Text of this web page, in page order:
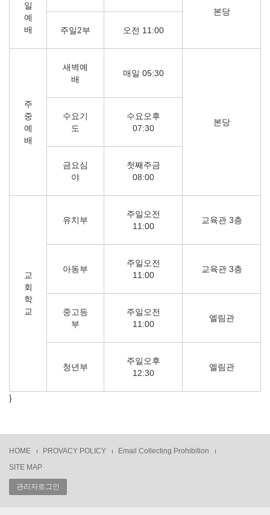
일
예
배
본당
주일2부
오전 11:00
주
중
예
배
새벽예
배
매일 05:30
본당
수요기
도
수요오후
07:30
금요심
야
첫째주금
08:00
교
회
학
교
유치부
주일오전
11:00
교육관 3층
아동부
주일오전
11:00
교육관 3층
중고등
부
주일오전
11:00
엘림관
청년부
주일오후
12:30
엘림관
}
HOME PROVACY POLICY
Email Collecting Prohibition
SITE MAP
관리자로그인